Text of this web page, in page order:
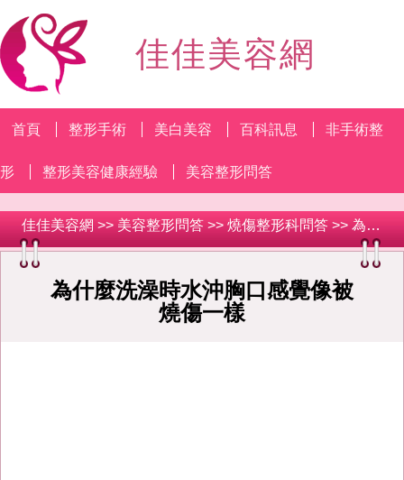
佳佳美容網
首頁 整形手術 美白美容 百科訊息 非手術整
形 整形美容健康經驗 美容整形問答
佳佳美容網 >> 美容整形問答 >> 燒傷整形科問答 >> 為什麼洗澡時水沖胸口感覺像被燒傷一樣
為什麼洗澡時水沖胸口感覺像被
燒傷一樣